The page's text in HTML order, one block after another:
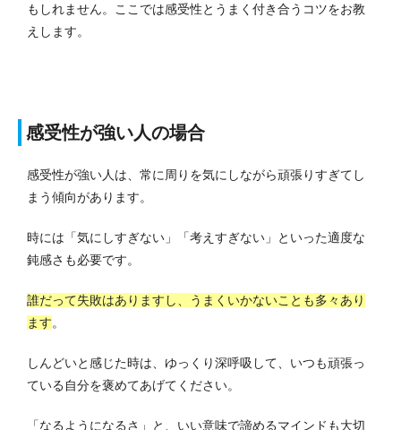
もしれません。ここでは感受性とうまく付き合うコツをお教
えします。
感受性が強い人の場合
感受性が強い人は、常に周りを気にしながら頑張りすぎてし
まう傾向があります。
時には「気にしすぎない」「考えすぎない」といった適度な
鈍感さも必要です。
誰だって失敗はありますし、うまくいかないことも多々あり
ます。
しんどいと感じた時は、ゆっくり深呼吸して、いつも頑張っ
ている自分を褒めてあげてください。
「なるようになるさ」と、いい意味で諦めるマインドも大切